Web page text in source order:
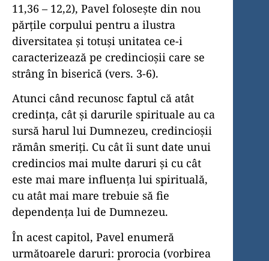
11,36 – 12,2), Pavel foloseşte din nou
părţile corpului pentru a ilustra
diversitatea şi totuşi unitatea ce-i
caracterizează pe credincioşii care se
strâng în biserică (vers. 3-6).
Atunci când recunosc faptul că atât
credinţa, cât şi darurile spirituale au ca
sursă harul lui Dumnezeu, credincioşii
rămân smeriţi. Cu cât îi sunt date unui
credincios mai multe daruri şi cu cât
este mai mare influenţa lui spirituală,
cu atât mai mare trebuie să fie
dependenţa lui de Dumnezeu.
În acest capitol, Pavel enumeră
următoarele daruri: prorocia (vorbirea